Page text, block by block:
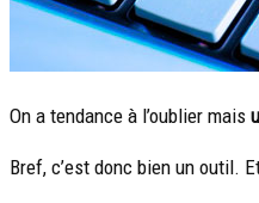
On a tendance à l’oublier mais
Bref, c’est donc bien un outil.